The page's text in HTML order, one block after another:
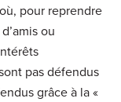
pour reprendre
ou
pas défendus
grâce à la «